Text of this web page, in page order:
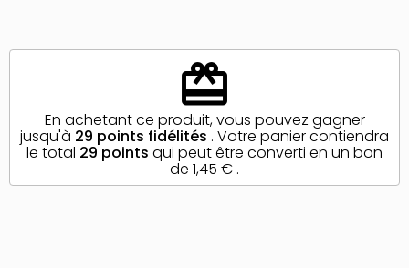
redeem
En achetant ce produit, vous pouvez gagner
jusqu'à 29 points fidélités . Votre panier contiendra
le total 29 points qui peut être converti en un bon
de 1,45 € .